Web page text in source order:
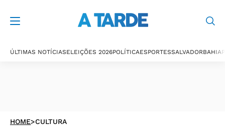
ÚLTIMAS NOTÍCIASELEIÇÕES 2026POLÍTICAESPORTESSALVADORBAHIA
HOME>CULTURA